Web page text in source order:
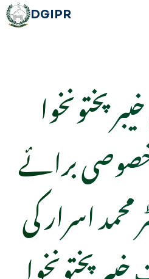
DGIPR
برائے
اسرار کی